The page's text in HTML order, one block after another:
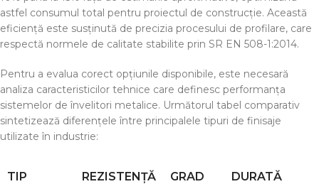
astfel consumul total pentru proiectul de construcție. Această
eficiență este susținută de precizia procesului de profilare, care
respectă normele de calitate stabilite prin SR EN 508-1:2014.
Pentru a evalua corect opțiunile disponibile, este necesară
analiza caracteristicilor tehnice care definesc performanța
sistemelor de învelitori metalice. Următorul tabel comparativ
sintetizează diferențele între principalele tipuri de finisaje
utilizate în industrie:
TIP
REZISTENȚĂ
GRAD
DURATĂ